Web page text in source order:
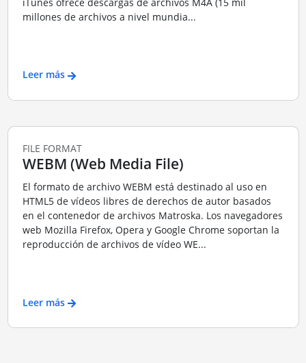
millones de archivos a nivel mundia...
Leer más
FILE FORMAT
WEBM (Web Media File)
El formato de archivo WEBM está destinado al uso en
HTML5 de vídeos libres de derechos de autor basados
en el contenedor de archivos Matroska. Los navegadores
web Mozilla Firefox, Opera y Google Chrome soportan la
reproducción de archivos de vídeo WE...
Leer más